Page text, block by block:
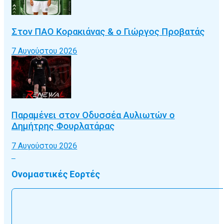
Στον ΠΑΟ Κορακιάνας & ο Γιώργος Προβατάς
7 Αυγούστου 2026
Παραμένει στον Οδυσσέα Αυλιωτών ο
Δημήτρης Φουρλατάρας
7 Αυγούστου 2026
Ονομαστικές Εορτές